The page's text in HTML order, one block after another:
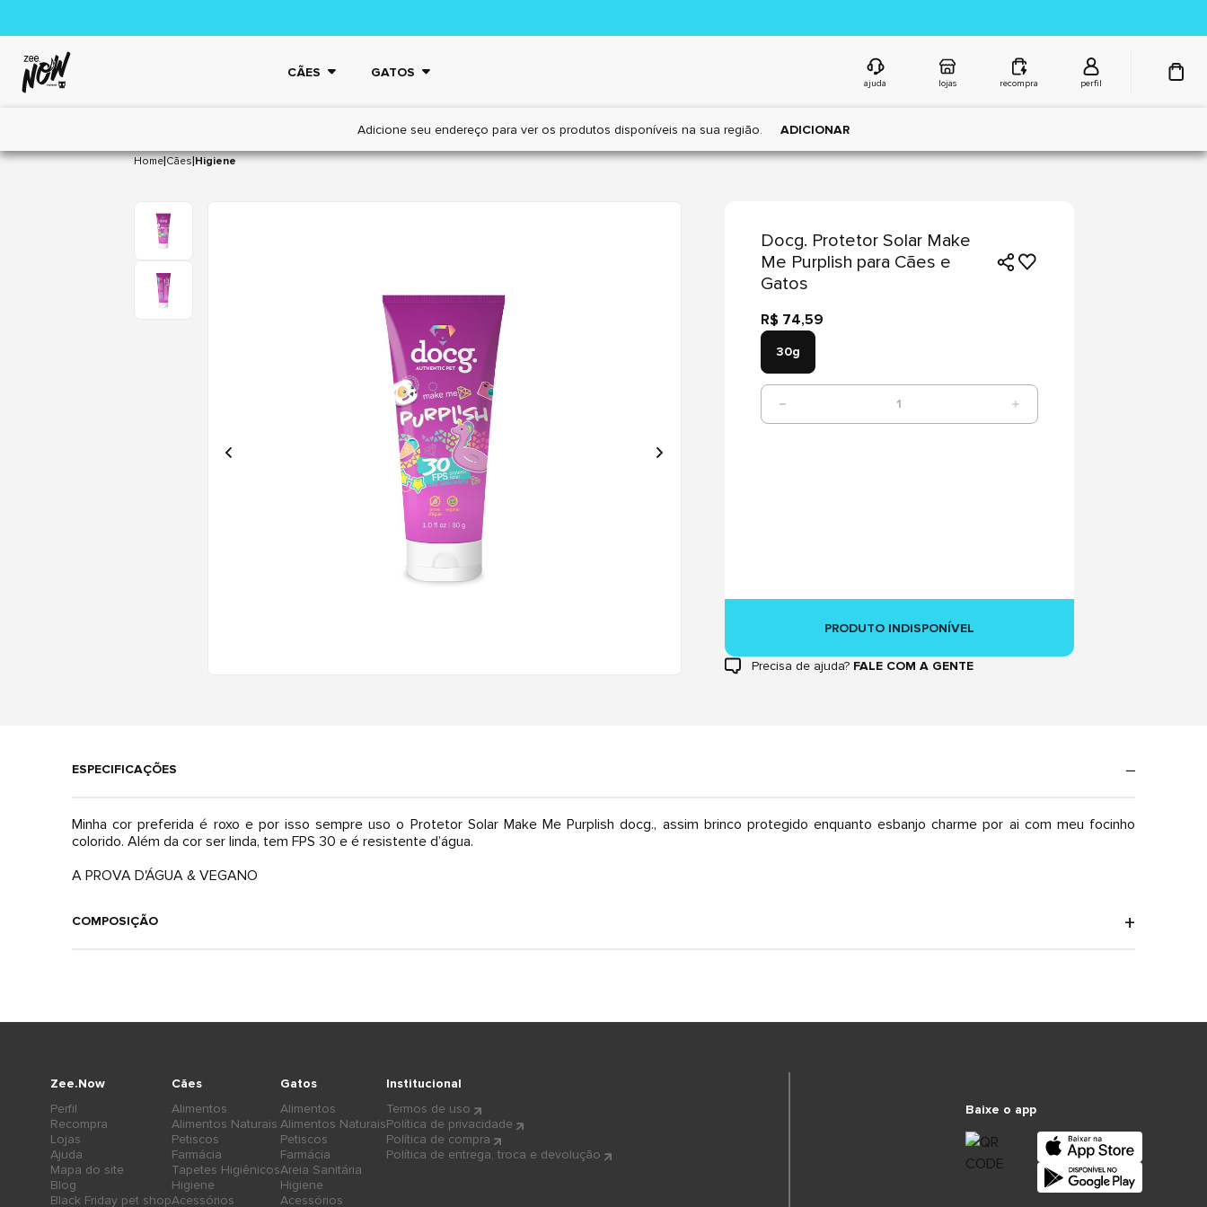
CÃES GATOS
ajuda lojas recompra perfil
Adicione seu endereço para ver os produtos disponíveis na sua região. ADICIONAR
Home|Cães|Higiene
Docg. Protetor Solar Make
Me Purplish para Cães e
Gatos
R$ 74,59
30g
1
PRODUTO INDISPONÍVEL
Precisa de ajuda? FALE COM A GENTE
ESPECIFICAÇÕES
Minha cor preferida é roxo e por isso sempre uso o Protetor Solar Make Me Purplish docg., assim brinco protegido enquanto esbanjo charme por ai com meu focinho
colorido. Além da cor ser linda, tem FPS 30 e é resistente d’água.
A PROVA D'ÁGUA & VEGANO
COMPOSIÇÃO
Cães
Alimentos
Alimentos Naturais
Petiscos
Farmácia
Tapetes Higiênicos
Higiene
Acessórios
Gatos
Alimentos
Alimentos Naturais
Petiscos
Farmácia
Areia Sanitária
Higiene
Acessórios
Zee.Now
Perfil
Recompra
Lojas
Ajuda
Mapa do site
Blog
Black Friday pet shop
Institucional
Termos de uso
Política de privacidade
Política de compra
Política de entrega, troca e devolução
Baixe o app